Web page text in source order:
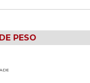
PESO